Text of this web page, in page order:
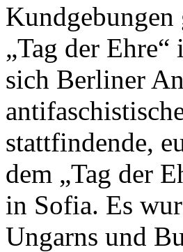
„Tag der
sich Berliner
stattfindende,
dem „Tag der
in Sofia. Es
Ungarns und